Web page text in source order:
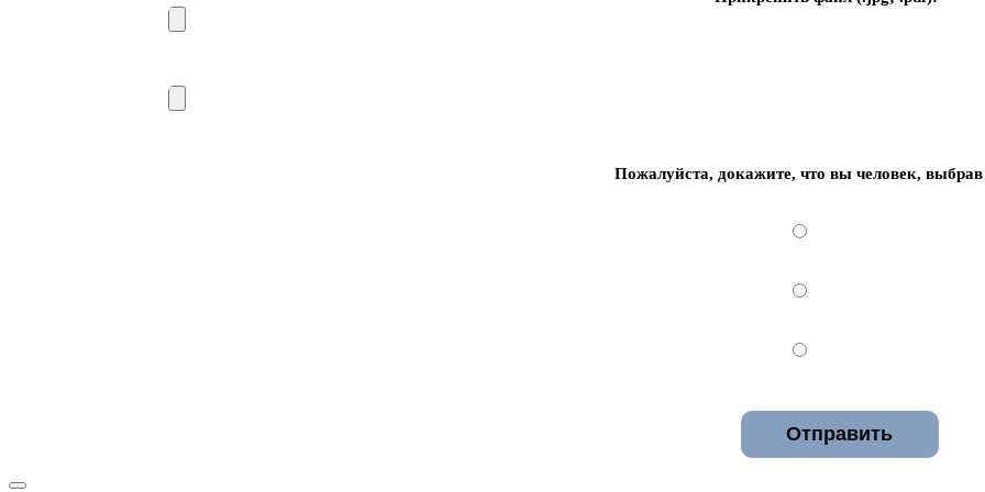
Пожалуйста, докажите, что вы человек, выбрав